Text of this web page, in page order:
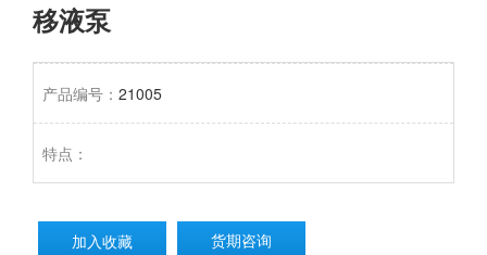
移液泵
产品编号： 21005
特点：
加入收藏 货期咨询